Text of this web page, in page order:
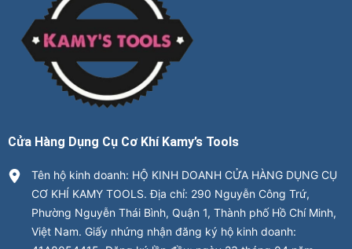
Cửa Hàng Dụng Cụ Cơ Khí Kamy’s Tools
Tên hộ kinh doanh: HỘ KINH DOANH CỬA HÀNG DỤNG CỤ
CƠ KHÍ KAMY TOOLS. Địa chỉ: 290 Nguyễn Công Trứ,
Phường Nguyễn Thái Bình, Quận 1, Thành phố Hồ Chí Minh,
Việt Nam. Giấy nhứng nhận đăng ký hộ kinh doanh: